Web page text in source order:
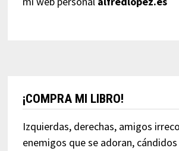
¡COMPRA MI LIBRO!
Izquierdas, derechas, amigos
enemigos que se adoran,